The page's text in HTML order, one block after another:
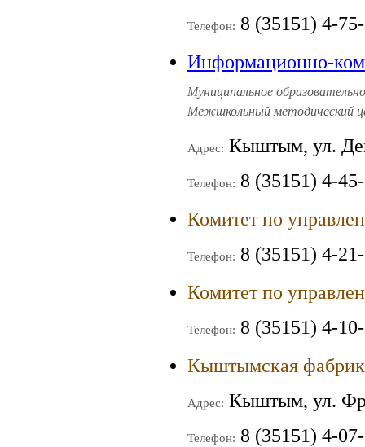
Телефон: 8 (35151) 4-
Информационно-
Муниципальное
Межшкольный методический
Адрес: Кыштым, ул.
Телефон: 8 (35151) 4-
Комитет по
Телефон: 8 (35151) 4-
Комитет по
Телефон: 8 (35151) 4-
Кыштымская
Адрес: Кыштым, ул.
Телефон: 8 (35151) 4-